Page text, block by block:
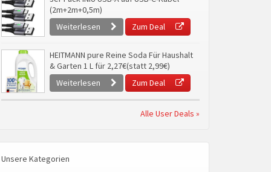
(2m+2m+0,5m)
Weiterlesen
Zum Deal
HEITMANN pure Reine Soda Für Haushalt
& Garten 1 L für 2,27€(statt 2,99€)
Weiterlesen
Zum Deal
Alle User Deals »
Unsere Kategorien